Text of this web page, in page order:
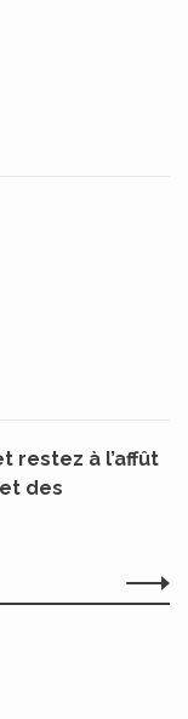
restez à l’affût
des